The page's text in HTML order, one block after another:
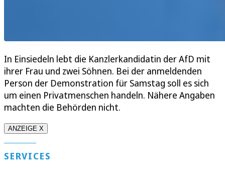
In Einsiedeln lebt die Kanzlerkandidatin der AfD mit
ihrer Frau und zwei Söhnen. Bei der anmeldenden
Person der Demonstration für Samstag soll es sich
um einen Privatmenschen handeln. Nähere Angaben
machten die Behörden nicht.
ANZEIGE X
SERVICES